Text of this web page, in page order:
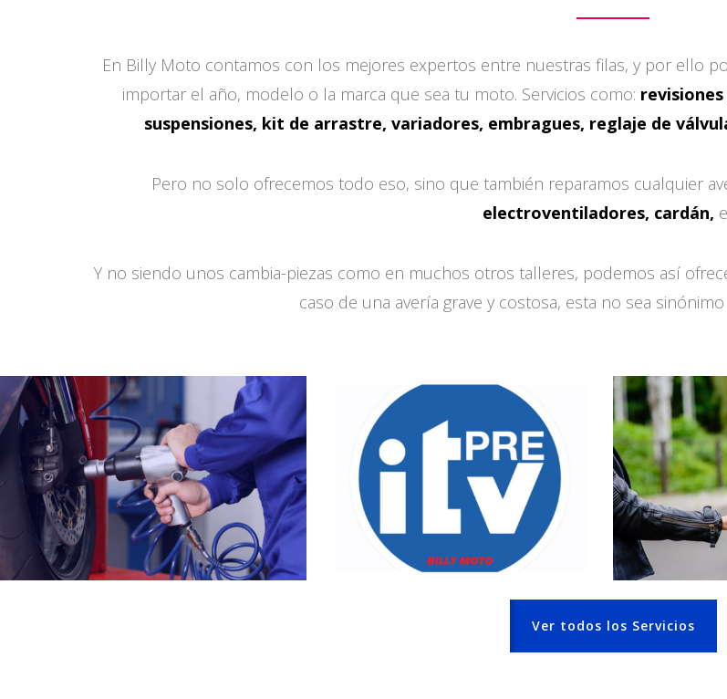
En Billy Moto contamos con los mejores expertos entre nuestras filas, y por ello
importar el año, modelo o la marca que sea tu moto. Servicios como:
suspensiones, kit de arrastre, variadores, embragues, reglaje de
Pero no solo ofrecemos todo eso, sino que también reparamos cualquier
electroventiladores, cardán,
Y no siendo unos cambia-piezas como en muchos otros talleres, podemos así
caso de una avería grave y costosa, esta no sea
Mecánica
Saber más
Revisión Pre ITV
Saber más
Compra
Ver todos los Servicios